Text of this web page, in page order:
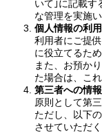
いて｣に記載す
な管理を実施い
個人情報の利
利用者にご提
に役立てるた
また、お預か
た場合は、こ
第三者への情
原則として第
ただし、以下
させていただ